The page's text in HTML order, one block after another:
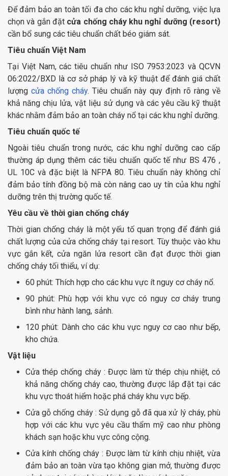
Để đảm bảo an toàn tối đa cho các khu nghỉ dưỡng, việc lựa
chọn và gắn đặt cửa chống cháy khu nghỉ dưỡng (resort)
cần bổ sung các tiêu chuẩn chất béo giám sát.
Tiêu chuẩn Việt Nam
Tại Việt Nam, các tiêu chuẩn như ISO 7953:2023 và QCVN
06:2022/BXD là cơ sở pháp lý và kỹ thuật để đánh giá chất
lượng cửa chống cháy. Tiêu chuẩn này quy định rõ ràng về
khả năng chịu lửa, vật liệu sử dụng và các yêu cầu kỹ thuật
khác nhằm đảm bảo an toàn cháy nổ tại các khu nghỉ dưỡng.
Tiêu chuẩn quốc tế
Ngoài tiêu chuẩn trong nước, các khu nghỉ dưỡng cao cấp
thường áp dụng thêm các tiêu chuẩn quốc tế như BS 476 ,
UL 10C và đặc biệt là NFPA 80. Tiêu chuẩn này không chỉ
đảm bảo tính đồng bộ mà còn nâng cao uy tín của khu nghỉ
dưỡng trên thị trường quốc tế.
Yêu cầu về thời gian chống cháy
Thời gian chống cháy là một yếu tố quan trọng để đánh giá
chất lượng của cửa chống cháy tại resort. Tùy thuộc vào khu
vực gắn kết, cửa ngăn lửa resort cần đạt được thời gian
chống cháy tối thiểu, ví dụ:
60 phút: Thích hợp cho các khu vực ít nguy cơ cháy nổ.
90 phút: Phù hợp với khu vực có nguy cơ cháy trung
bình như hành lang, sảnh.
120 phút: Dành cho các khu vực nguy cơ cao như bếp,
kho chứa.
Vật liệu
Cửa thép chống cháy : Được làm từ thép chịu nhiệt, có
khả năng chống cháy cao, thường được lắp đặt tại các
khu vực thoát hiểm hoặc phá cháy khu vực bếp.
Cửa gỗ chống cháy : Sử dụng gỗ đã qua xử lý cháy, phù
hợp với các khu vực yêu cầu thẩm mỹ cao như phòng
khách sạn hoặc khu vực công cộng.
Cửa kính chống cháy : Được làm từ kính chịu nhiệt, vừa
đảm bảo an toàn vừa tạo không gian mở, thường được